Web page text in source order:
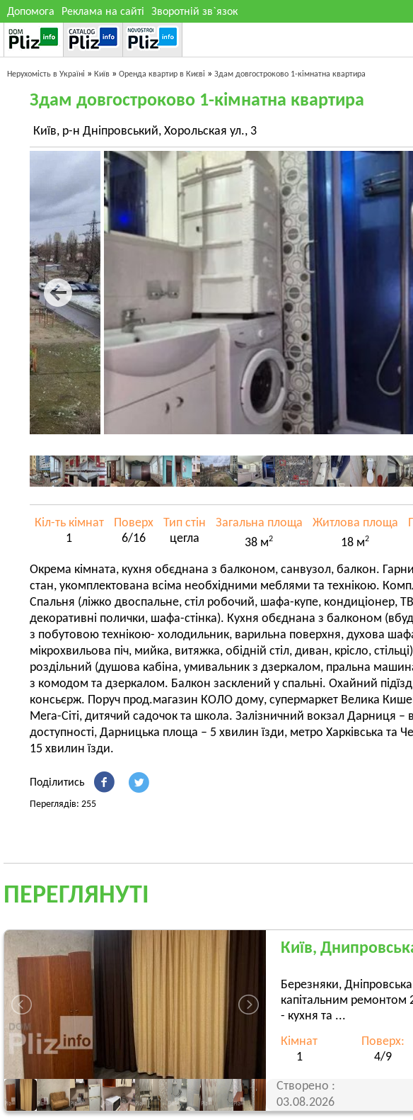
Допомога Реклама на сайті Зворотній зв`язок
Нерухомість в Україні » Київ » Оренда квартир в Києві » Здам довгостроково 1-кімнатна квартира
Здам довгостроково 1-кімнатна квартира
Київ, р-н Дніпровський, Хорольская ул., 3
Кіл-ть кімнат
1
Поверх
6/16
Тип стін
цегла
Загальна площа
38 м2
Житлова площа
18 м2
Окрема кімната, кухня обєднана з балконом, санвузол, балкон.
стан, укомплектована всіма необхідними меблями та технікою.
Спальня (ліжко двоспальне, стіл робочий, шафа-купе, кондиціонер,
декоративні полички, шафа-стінка). Кухня обєднана з балконом
з побутовою технікою- холодильник, варильна поверхня, духова
мікрохвильова піч, мийка, витяжка, обідній стіл, диван, крісло,
роздільний (душова кабіна, умивальник з дзеркалом, пральна
з комодом та дзеркалом. Балкон засклений у спальні. Охайний
консьєрж. Поруч прод.магазин КОЛО дому, супермаркет Велика
Мега-Сіті, дитячий садочок та школа. Залізничний вокзал Дарниця –
доступності, Дарницька площа – 5 хвилин їзди, метро Харківська та
15 хвилин їзди.
Поділитись
Переглядів: 255
ПЕРЕГЛЯНУТІ
Київ,
Березняки,
капітальним ремонтом
- кухня та ...
Кімнат
1
Поверх:
4/9
Створено :
03.08.2026